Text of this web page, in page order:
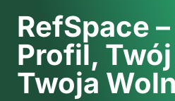
RefSpace
Profil,
Twoja